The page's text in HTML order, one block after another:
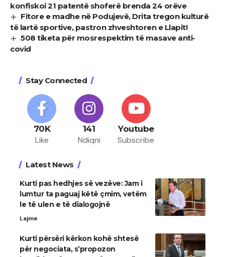
konfiskoi 21 patentë shoferë brenda 24 orëve
Fitore e madhe në Podujevë, Drita tregon kulturë
të lartë sportive, pastron zhveshtoren e Llapit!
508 tiketa për mosrespektim të masave anti-
covid
Stay Connected
70K
Like
141
Ndiqni
Youtube
Subscribe
Latest News
Kurti pas hedhjes së vezëve: Jam i
lumtur ta paguaj këtë çmim, vetëm
le të ulen e të dialogojnë
Lajme
Kurti përsëri kërkon kohë shtesë
për negociata, s’propozon